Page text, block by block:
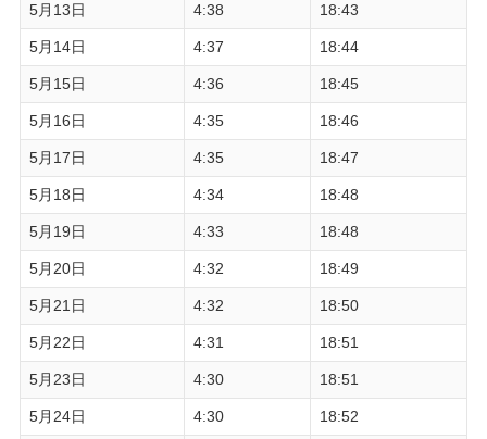
5月13日 4:38 18:43
5月14日 4:37 18:44
5月15日 4:36 18:45
5月16日 4:35 18:46
5月17日 4:35 18:47
5月18日 4:34 18:48
5月19日 4:33 18:48
5月20日 4:32 18:49
5月21日 4:32 18:50
5月22日 4:31 18:51
5月23日 4:30 18:51
5月24日 4:30 18:52